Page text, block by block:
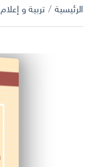
اب
ح
الرئيسية / تربية و إعلام